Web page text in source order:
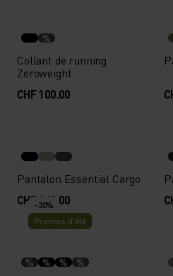
%
Collant de running
Zeroweight
CHF 100.00
Pantalon Essential Cargo
CHF 140.00
-30%
Promos d’été
% % % %